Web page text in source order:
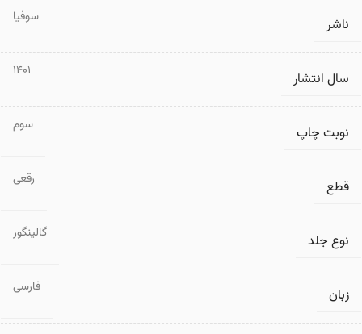
ناشر سوفیا
سال انتشار 1401
نوبت چاپ سوم
قطع رقعی
نوع جلد گالینگور
زبان فارسی